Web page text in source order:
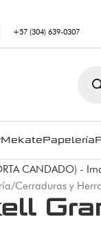
+57 (304) 639-0307
MekatePapelería
/Cerraduras y